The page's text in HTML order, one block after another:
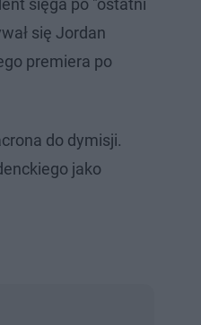
sięga po "ostatni
się Jordan
premiera po
do dymisji.
jako